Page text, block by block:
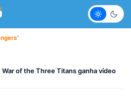
Claro
"
of the Three Titans ganha vídeo